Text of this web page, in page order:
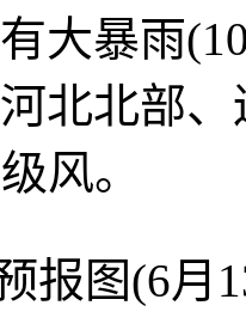
大暴雨
北北部
风。
报图(6月